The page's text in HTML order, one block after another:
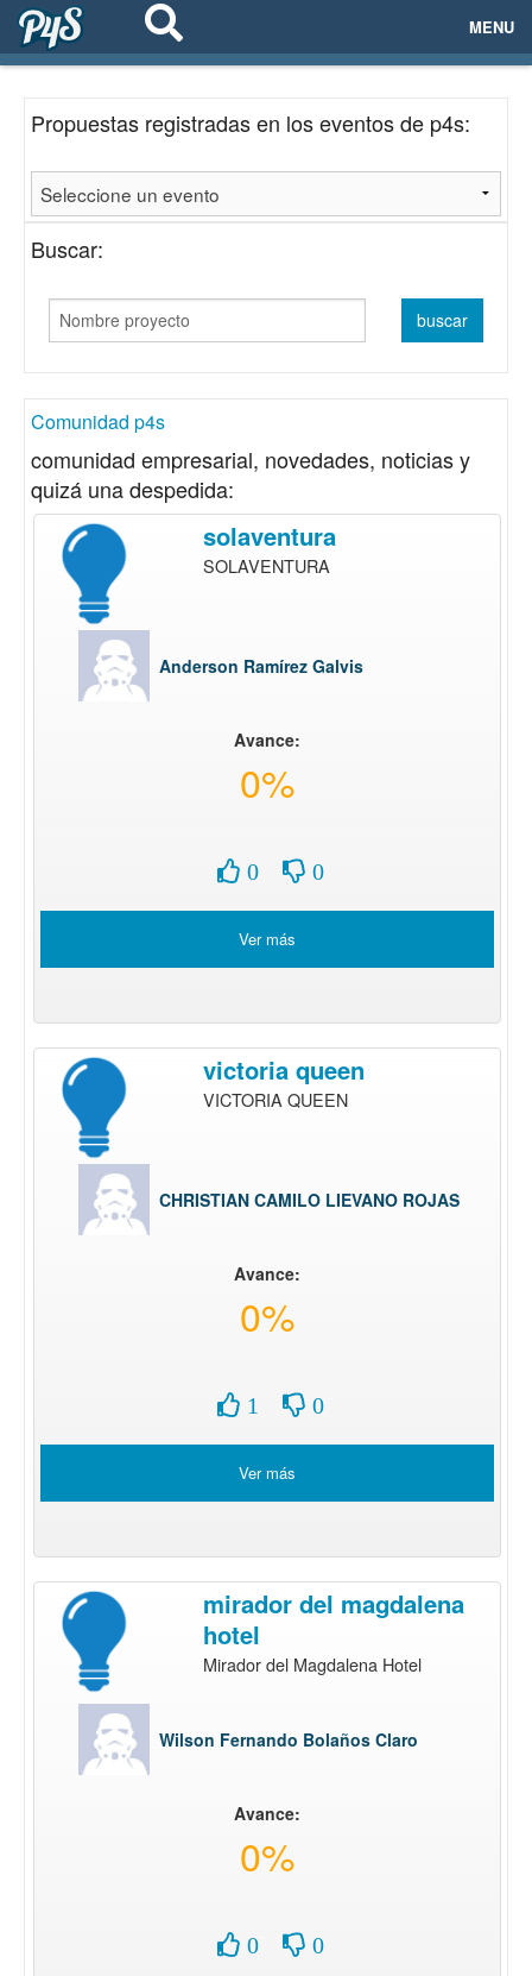
MENU
EVENTOS
EMPRESAS
PROYECTOS
NETWORKING
Propuestas registradas en los eventos de p4s:
Buscar:
Comunidad p4s
comunidad empresarial, novedades, noticias y
quizá una despedida:
solaventura
SOLAVENTURA
Anderson Ramírez Galvis
Avance:
0%
0 0
Ver más
victoria queen
VICTORIA QUEEN
CHRISTIAN CAMILO LIEVANO ROJAS
Avance:
0%
1 0
Ver más
mirador del magdalena
hotel
Mirador del Magdalena Hotel
Wilson Fernando Bolaños Claro
Avance:
0%
0 0